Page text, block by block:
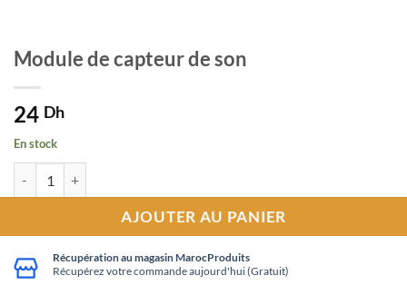
Module de capteur de son
24 Dh
En stock
quantité de Module de capteur de son
AJOUTER AU PANIER
Récupération au magasin MarocProduits
Récupérez votre commande aujourd'hui (Gratuit)